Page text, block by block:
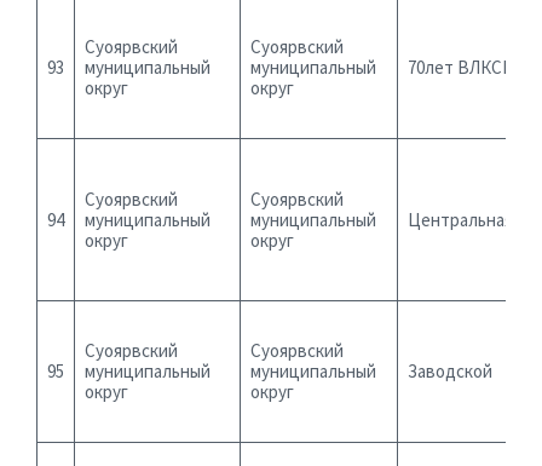
93
Суоярвский
муниципальный
округ
Суоярвский
муниципальный
округ
70лет ВЛКСМ
94
Суоярвский
муниципальный
округ
Суоярвский
муниципальный
округ
Центральная
95
Суоярвский
муниципальный
округ
Суоярвский
муниципальный
округ
Заводской